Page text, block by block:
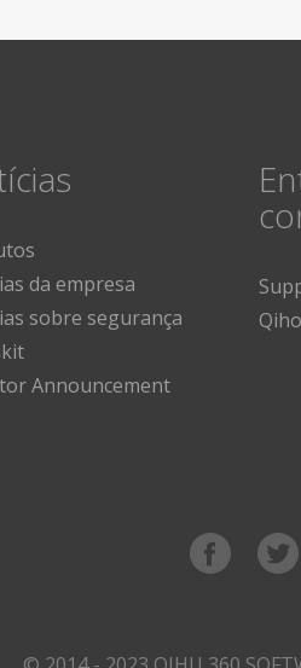
da empresa
sobre segurança
Announcement